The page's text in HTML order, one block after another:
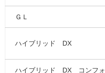
ＧＬ
ハイブリッド DX
ハイブリッド DX コンフォ